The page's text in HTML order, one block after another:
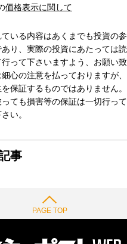
価格表示に関して
いる内容はあくまでも投資の
り、実際の投資にあたっては
って下さいますよう、お願い
心の注意を払っておりますが
保証するものではありません
ても損害等の保証は一切行っ
い。
事
PAGE TOP